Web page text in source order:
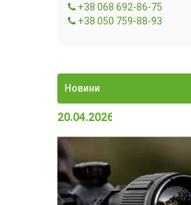
+38 068 692-86-75
+38 050 759-88-93
Новини
20.04.2026 15:23